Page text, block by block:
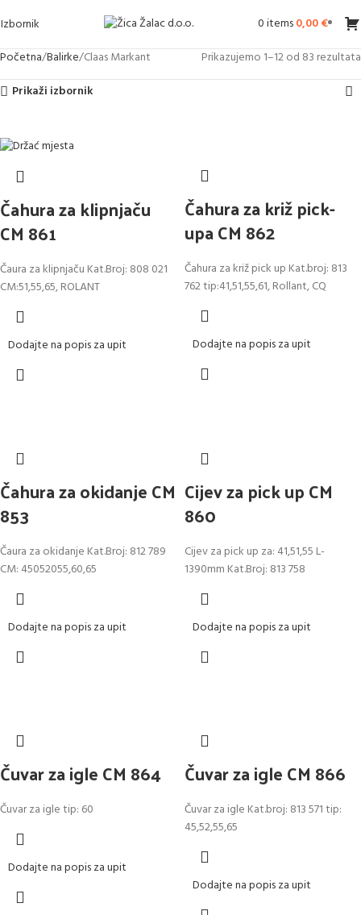
Izbornik 0items0,00€
Početna Balirke Claas Markant
Prikazujemo 1–12 od 83 rezultata
Prikaži izbornik
Čahura za klipnjaču
CM 861
Čaura za klipnjaču Kat.Broj: 808 021
CM:51,55,65, ROLANT
Dodajte na popis za upit
Čahura za križ pick-
upa CM 862
Čahura za križ pick up Kat.broj: 813
762 tip:41,51,55,61, Rollant, CQ
Dodajte na popis za upit
Čahura za okidanje CM
853
Čaura za okidanje Kat.Broj: 812 789
CM: 45052055,60,65
Dodajte na popis za upit
Cijev za pick up CM
860
Cijev za pick up za: 41,51,55 L-
1390mm Kat.Broj: 813 758
Dodajte na popis za upit
Čuvar za igle CM 864
Čuvar za igle tip: 60
Dodajte na popis za upit
Čuvar za igle CM 866
Čuvar za igle Kat.broj: 813 571 tip:
45,52,55,65
Dodajte na popis za upit